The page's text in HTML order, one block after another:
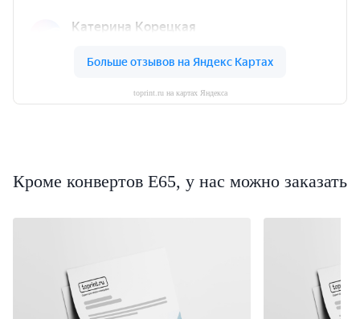
toprint.ru на картах Яндекса
Кроме конвертов Е65, у нас можно заказать